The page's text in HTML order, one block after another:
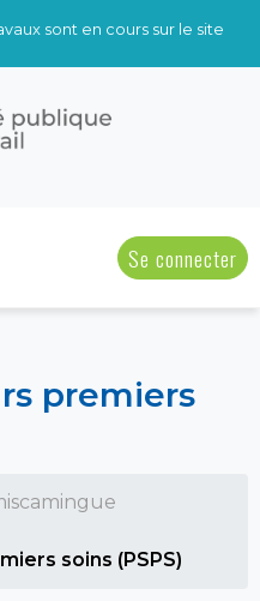
sont en cours sur le site
Se connecter
premiers
soins (PSPS)